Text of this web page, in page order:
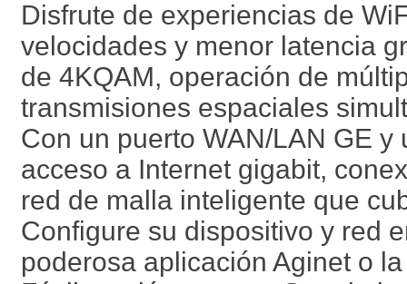
Disfrute de experiencias de
velocidades y menor latencia
de 4KQAM, operación de
transmisiones espaciales
Con un puerto WAN/LAN GE
acceso a Internet gigabit,
red de malla inteligente que
Configure su dispositivo y red
poderosa aplicación Aginet o